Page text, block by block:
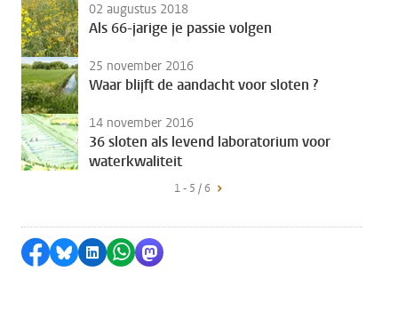
02 augustus 2018
Als 66-jarige je passie volgen
25 november 2016
Waar blijft de aandacht voor sloten ?
14 november 2016
36 sloten als levend laboratorium voor
waterkwaliteit
1 - 5 / 6
Delen op Facebook
Delen via Bluesky
Delen op LinkedIn
Delen via WhatsApp
Delen via Mastodon